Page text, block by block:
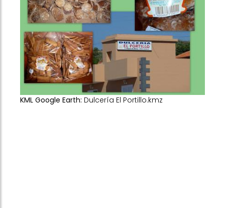
KML Google Earth: Dulcería El Portillo.kmz